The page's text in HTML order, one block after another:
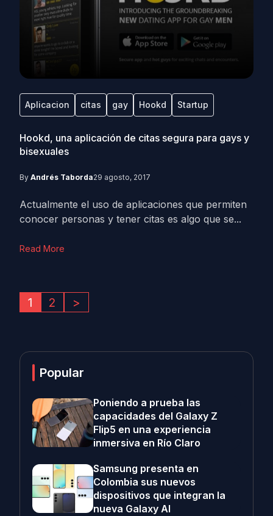
Aplicacion citas gay Hookd Startup
Hookd, una aplicación de citas segura para gays y
bisexuales
By Andrés Taborda29 agosto, 2017
Actualmente el uso de aplicaciones que permiten
conocer personas y tener citas es algo que se...
Read More
1 2 >
Popular
Poniendo a prueba las
capacidades del Galaxy Z
Flip5 en una experiencia
inmersiva en Río Claro
Samsung presenta en
Colombia sus nuevos
dispositivos que integran la
nueva Galaxy AI